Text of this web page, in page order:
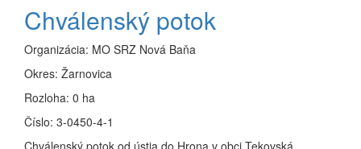
Chválenský potok
Organizácia: MO SRZ Nová Baňa
Okres: Žarnovica
Rozloha: 0 ha
Číslo: 3-0450-4-1